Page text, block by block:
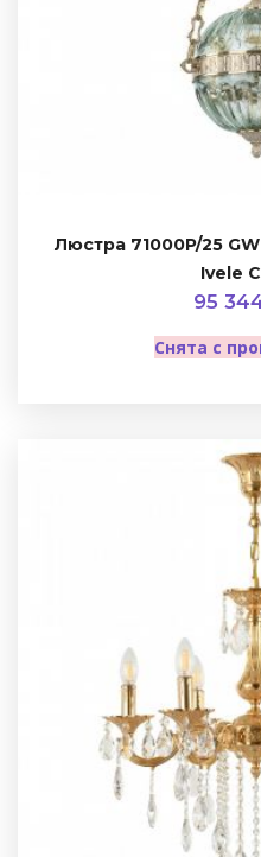
Люстра 71000P/25
Ivele
95
Снята с